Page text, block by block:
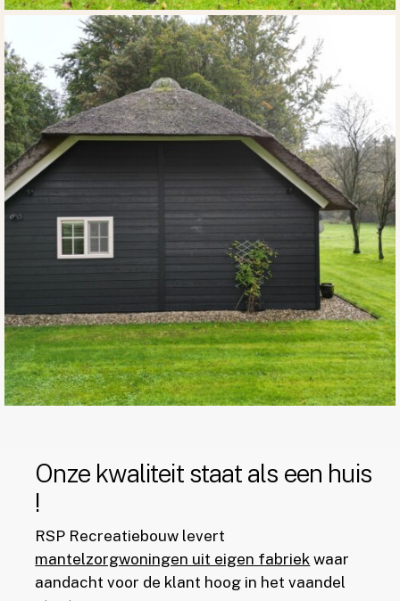
Onze kwaliteit staat als een huis
!
RSP Recreatiebouw levert
mantelzorgwoningen uit eigen fabriek waar
aandacht voor de klant hoog in het vaandel